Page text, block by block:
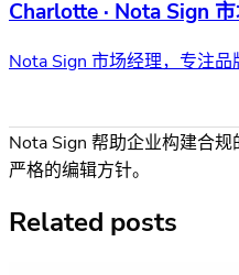
Charlotte · Nota Sign
Nota Sign 市场经理，专注
Nota Sign 帮助企业构建合
严格的编辑方针。
Related posts